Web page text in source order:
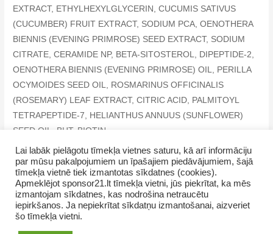
EXTRACT, ETHYLHEXYLGLYCERIN, CUCUMIS SATIVUS
(CUCUMBER) FRUIT EXTRACT, SODIUM PCA, OENOTHERA
BIENNIS (EVENING PRIMROSE) SEED EXTRACT, SODIUM
CITRATE, CERAMIDE NP, BETA-SITOSTEROL, DIPEPTIDE-2,
OENOTHERA BIENNIS (EVENING PRIMROSE) OIL, PERILLA
OCYMOIDES SEED OIL, ROSMARINUS OFFICINALIS
(ROSEMARY) LEAF EXTRACT, CITRIC ACID, PALMITOYL
TETRAPEPTIDE-7, HELIANTHUS ANNUUS (SUNFLOWER)
SEED OIL, BHT, BIOTIN
Copyright © 2026 SevUnMajam.lv
Lai labāk pielāgotu tīmekļa vietnes saturu, kā arī informāciju
par mūsu pakalpojumiem un īpašajiem piedāvājumiem, šajā
tīmekļa vietnē tiek izmantotas sīkdatnes (cookies).
Apmeklējot sponsor21.lt tīmekļa vietni, jūs piekrītat, ka mēs
izmantojam sīkdatnes, kas nodrošina netraucētu
iepirkšanos. Ja nepiekrītat sīkdatņu izmantošanai, aizveriet
šo tīmekļa vietni.